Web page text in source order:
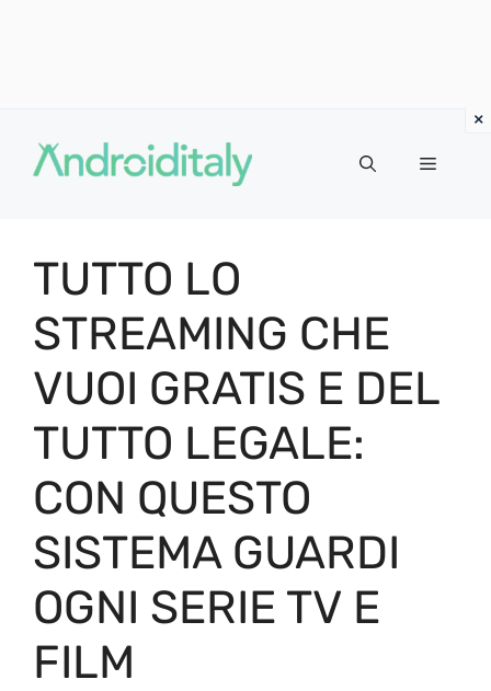
contenuto
MENU
TUTTO LO
STREAMING CHE
VUOI GRATIS E DEL
TUTTO LEGALE:
CON QUESTO
SISTEMA GUARDI
OGNI SERIE TV E
FILM